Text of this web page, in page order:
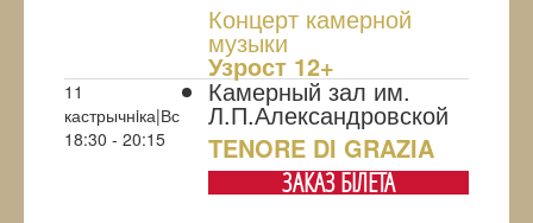
Концерт камерной
музыки
Узрoст 12+
11
кастрычнiка|Вс
18:30 - 20:15
Камерный зал им.
Л.П.Александровской
TENORE DI GRAZIA
ЗАКАЗ БIЛЕТА